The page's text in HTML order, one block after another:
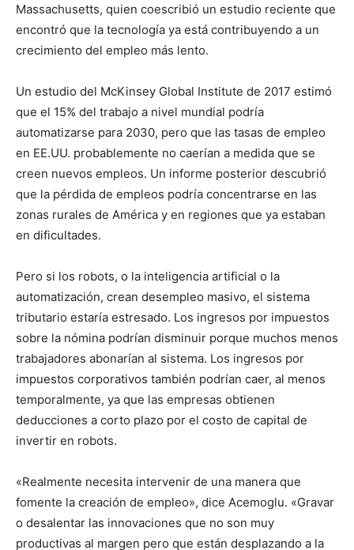
Massachusetts, quien coescribió un estudio reciente que
encontró que la tecnología ya está contribuyendo a un
crecimiento del empleo más lento.
Un estudio del McKinsey Global Institute de 2017 estimó
que el 15% del trabajo a nivel mundial podría
automatizarse para 2030, pero que las tasas de empleo
en EE.UU. probablemente no caerían a medida que se
creen nuevos empleos. Un informe posterior descubrió
que la pérdida de empleos podría concentrarse en las
zonas rurales de América y en regiones que ya estaban
en dificultades.
Pero si los robots, o la inteligencia artificial o la
automatización, crean desempleo masivo, el sistema
tributario estaría estresado. Los ingresos por impuestos
sobre la nómina podrían disminuir porque muchos menos
trabajadores abonarían al sistema. Los ingresos por
impuestos corporativos también podrían caer, al menos
temporalmente, ya que las empresas obtienen
deducciones a corto plazo por el costo de capital de
invertir en robots.
«Realmente necesita intervenir de una manera que
fomente la creación de empleo», dice Acemoglu. «Gravar
o desalentar las innovaciones que no son muy
productivas al margen pero que están desplazando a la